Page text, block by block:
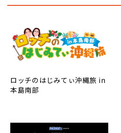
ロッチのはじみてぃ沖縄旅 in
本島南部